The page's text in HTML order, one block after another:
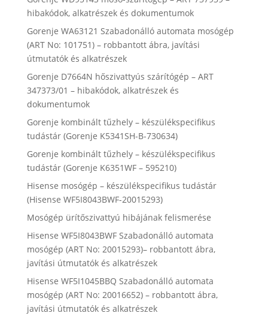
hibakódok, alkatrészek és dokumentumok
Gorenje WA63121 Szabadonálló automata mosógép
(ART No: 101751) – robbantott ábra, javítási
útmutatók és alkatrészek
Gorenje D7664N hőszivattyús szárítógép – ART
347373/01 – hibakódok, alkatrészek és
dokumentumok
Gorenje kombinált tűzhely – készülékspecifikus
tudástár (Gorenje K5341SH-B-730634)
Gorenje kombinált tűzhely – készülékspecifikus
tudástár (Gorenje K6351WF – 595210)
Hisense mosógép – készülékspecifikus tudástár
(Hisense WF5I8043BWF-20015293)
Mosógép ürítőszivattyú hibájának felismerése
Hisense WF5I8043BWF Szabadonálló automata
mosógép (ART No: 20015293)– robbantott ábra,
javítási útmutatók és alkatrészek
Hisense WF5I1045BBQ Szabadonálló automata
mosógép (ART No: 20016652) – robbantott ábra,
javítási útmutatók és alkatrészek